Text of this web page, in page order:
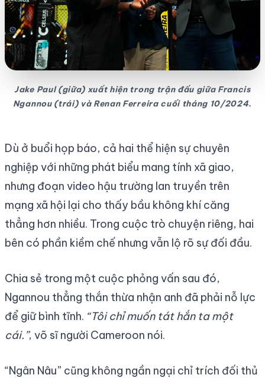
Jake Paul (giữa) xuất hiện trong trận đấu giữa Francis
Ngannou (trái) và Renan Ferreira cuối tháng 10/2024.
Dù ở buổi họp báo, cả hai thể hiện sự chuyên
nghiệp với những phát biểu mang tính xã giao,
nhưng đoạn video hậu trường lan truyền trên
mạng xã hội lại cho thấy bầu không khí căng
thẳng hơn nhiều. Trong cuộc trò chuyện riêng, hai
bên có phần kiềm chế nhưng vẫn lộ rõ sự đối đầu.
Chia sẻ trong một cuộc phỏng vấn sau đó,
Ngannou thẳng thắn thừa nhận anh đã phải nỗ lực
để giữ bình tĩnh. “Tôi chỉ muốn tát hắn ta một
cái.”, võ sĩ người Cameroon nói.
“Ngân Nâu” cũng không ngần ngại chỉ trích đối thủ